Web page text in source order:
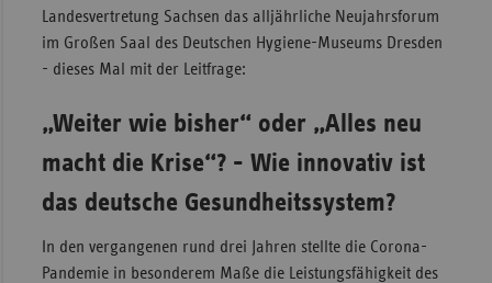
Landesvertretung Sachsen das alljährliche Neujahrsforum
im Großen Saal des Deutschen Hygiene-Museums Dresden
- dieses Mal mit der Leitfrage:
„Weiter wie bisher“ oder „Alles neu
macht die Krise“? - Wie innovativ ist
das deutsche Gesundheitssystem?
In den vergangenen rund drei Jahren stellte die Corona-
Pandemie in besonderem Maße die Leistungsfähigkeit des